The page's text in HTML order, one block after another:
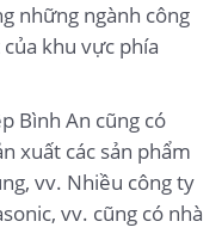
những ngành công
khu vực phía
Bình An cũng có
xuất các sản phẩm
vv. Nhiều công ty
vv. cũng có nhà